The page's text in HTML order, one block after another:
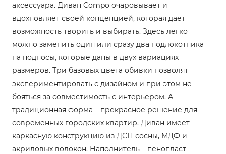
аксессуара. Диван Compo очаровывает и
вдохновляет своей концепцией, которая дает
возможность творить и выбирать. Здесь легко
можно заменить один или сразу два подлокотника
на подносы, которые даны в двух вариациях
размеров. Три базовых цвета обивки позволят
экспериментировать с дизайном и при этом не
бояться за совместимость с интерьером. А
традиционная форма – прекрасное решение для
современных городских квартир. Диван имеет
каркасную конструкцию из ДСП сосны, МДФ и
акриловых волокон. Наполнитель – пенопласт